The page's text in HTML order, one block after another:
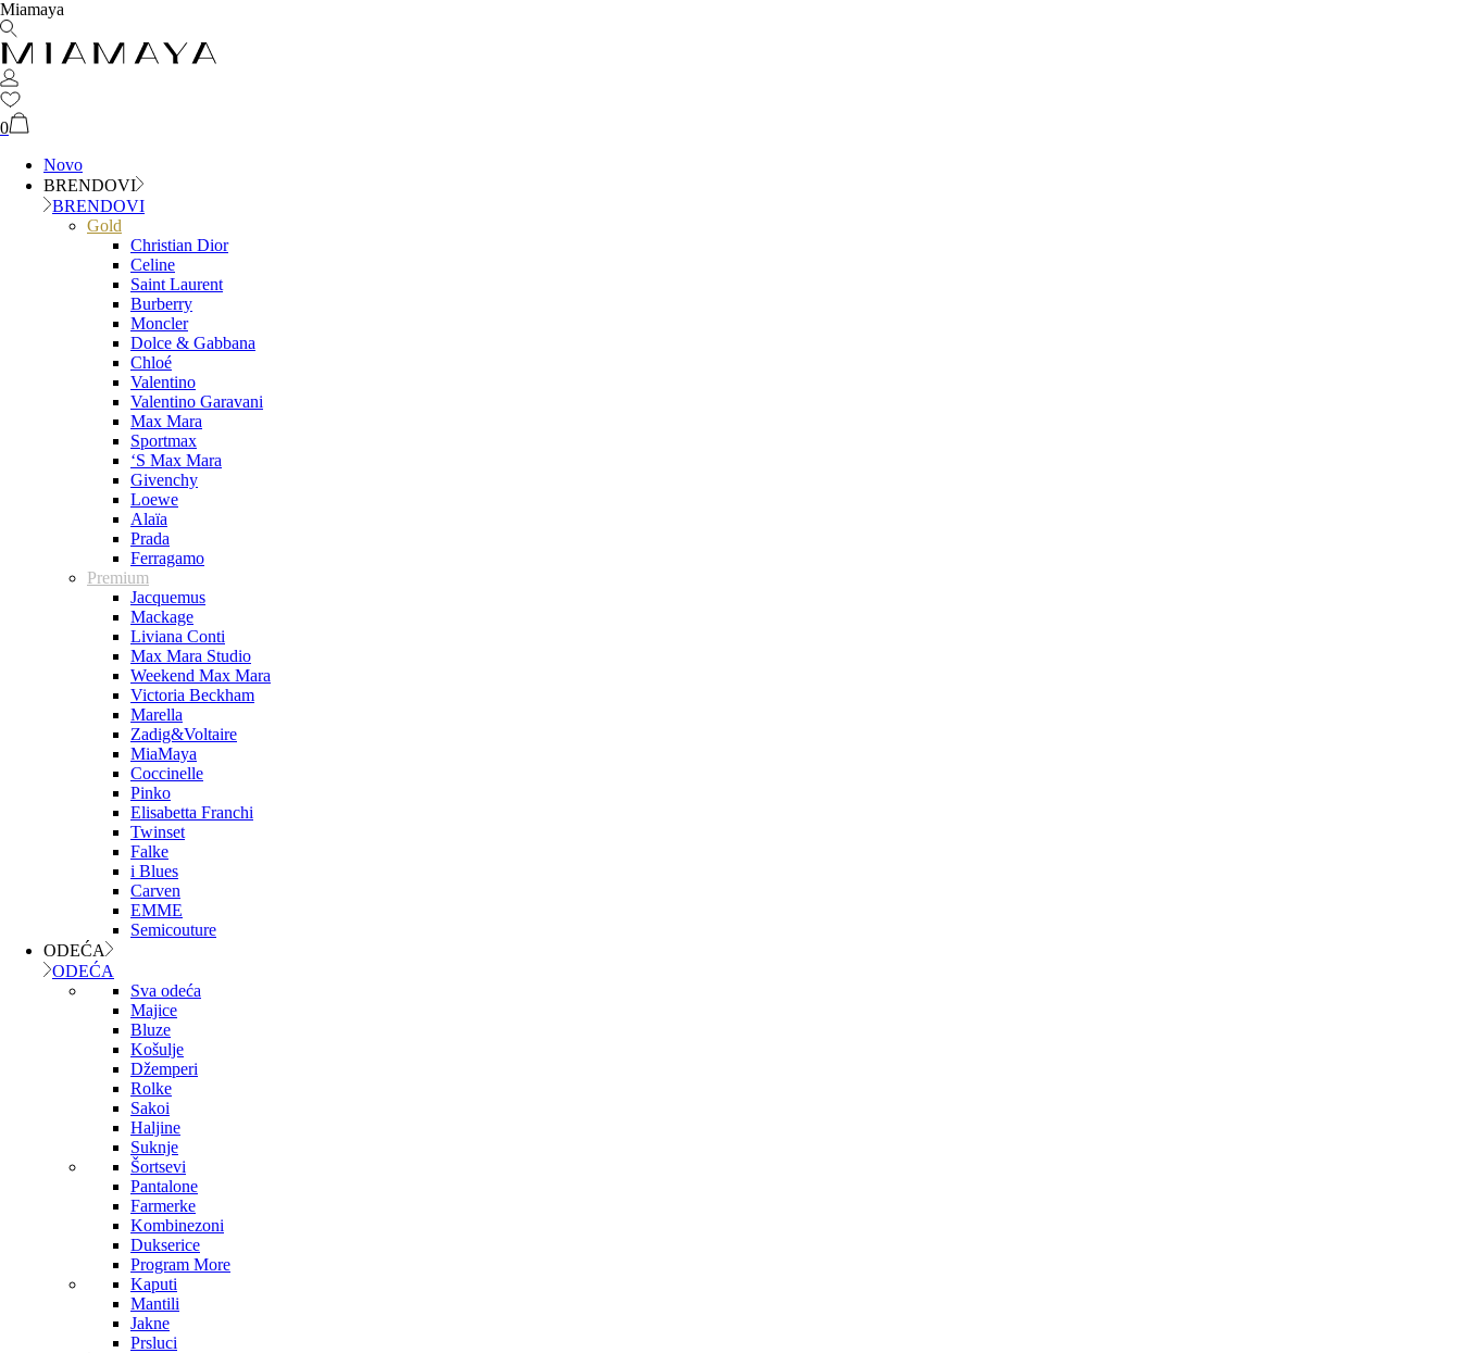
Miamaya
0
Novo
BRENDOVI
BRENDOVI
Gold
Christian Dior
Celine
Saint Laurent
Burberry
Moncler
Dolce & Gabbana
Chloé
Valentino
Valentino Garavani
Max Mara
Sportmax
‘S Max Mara
Givenchy
Loewe
Alaïa
Prada
Ferragamo
Premium
Jacquemus
Mackage
Liviana Conti
Max Mara Studio
Weekend Max Mara
Victoria Beckham
Marella
Zadig&Voltaire
MiaMaya
Coccinelle
Pinko
Elisabetta Franchi
Twinset
Falke
i Blues
Carven
EMME
Semicouture
ODEĆA
ODEĆA
Sva odeća
Majice
Bluze
Košulje
Džemperi
Rolke
Sakoi
Haljine
Suknje
Šortsevi
Pantalone
Farmerke
Kombinezoni
Dukserice
Program More
Kaputi
Mantili
Jakne
Prsluci